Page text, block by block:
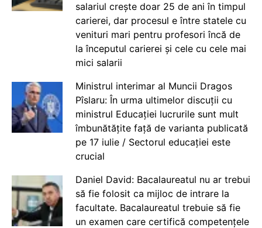
salariul crește doar 25 de ani în timpul
carierei, dar procesul e între statele cu
venituri mari pentru profesori încă de
la începutul carierei și cele cu cele mai
mici salarii
Ministrul interimar al Muncii Dragos
Pîslaru: În urma ultimelor discuții cu
ministrul Educației lucrurile sunt mult
îmbunătățite față de varianta publicată
pe 17 iulie / Sectorul educației este
crucial
Daniel David: Bacalaureatul nu ar trebui
să fie folosit ca mijloc de intrare la
facultate. Bacalaureatul trebuie să fie
un examen care certifică competențele